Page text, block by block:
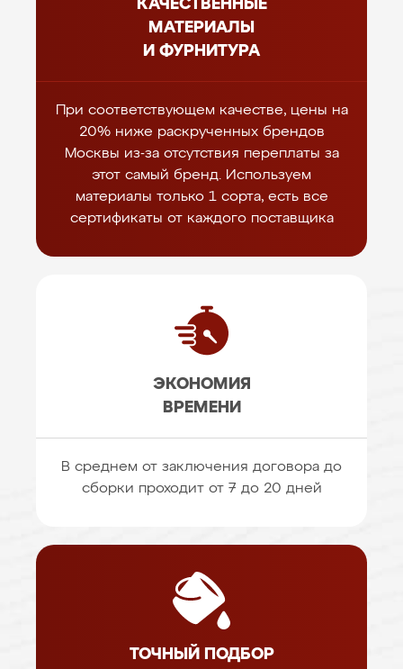
КАЧЕСТВЕННЫЕ
МАТЕРИАЛЫ
И ФУРНИТУРА
При соответствующем качестве, цены на
20% ниже раскрученных брендов
Москвы из-за отсутствия переплаты за
этот самый бренд. Используем
материалы только 1 сорта, есть все
сертификаты от каждого поставщика
ЭКОНОМИЯ
ВРЕМЕНИ
В среднем от заключения договора до
сборки проходит от 7 до 20 дней
ТОЧНЫЙ ПОДБОР